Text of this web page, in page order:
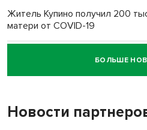
Житель Купино получил 200
матери от COVID-19
Новосибирский суд наказал
пенсионерки на вокзале
«Мы живём на пастбище!»: в
терроризируют жителей
БОЛЬШЕ
Новости